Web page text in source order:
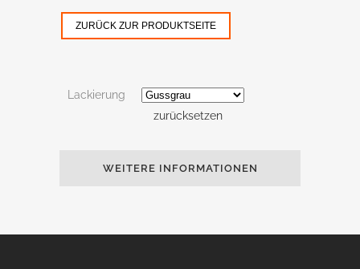
ZURÜCK ZUR PRODUKTSEITE
Lackierung
zurücksetzen
WEITERE INFORMATIONEN